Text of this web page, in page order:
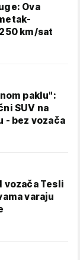
Ova
km/sat
paklu":
SUV na
- bez vozača
vozača Tesli
varaju